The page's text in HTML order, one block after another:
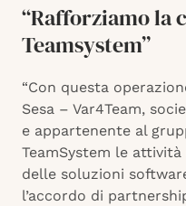
“Rafforziamo la
Teamsystem”
“Con questa
Sesa – Var4Team,
e appartenente al
TeamSystem le
delle soluzioni
l’accordo di